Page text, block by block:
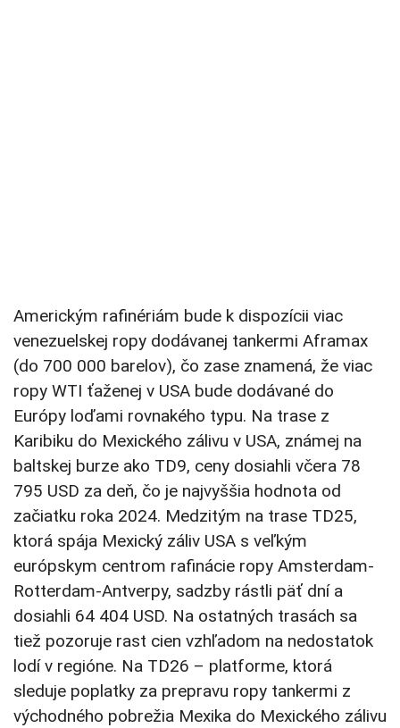
Americkým rafinériám bude k dispozícii viac
venezuelskej ropy dodávanej tankermi Aframax
(do 700 000 barelov), čo zase znamená, že viac
ropy WTI ťaženej v USA bude dodávané do
Európy loďami rovnakého typu. Na trase z
Karibiku do Mexického zálivu v USA, známej na
baltskej burze ako TD9, ceny dosiahli včera 78
795 USD za deň, čo je najvyššia hodnota od
začiatku roka 2024. Medzitým na trase TD25,
ktorá spája Mexický záliv USA s veľkým
európskym centrom rafinácie ropy Amsterdam-
Rotterdam-Antverpy, sadzby rástli päť dní a
dosiahli 64 404 USD. Na ostatných trasách sa
tiež pozoruje rast cien vzhľadom na nedostatok
lodí v regióne. Na TD26 – platforme, ktorá
sleduje poplatky za prepravu ropy tankermi z
východného pobrežia Mexika do Mexického zálivu